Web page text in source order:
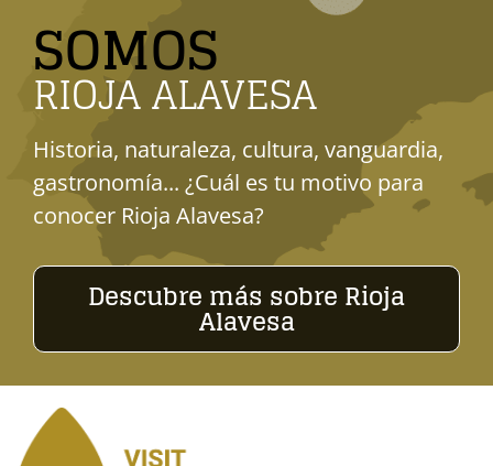
SOMOS
RIOJA ALAVESA
Historia, naturaleza, cultura, vanguardia,
gastronomía... ¿Cuál es tu motivo para
conocer Rioja Alavesa?
Descubre más sobre Rioja
Alavesa